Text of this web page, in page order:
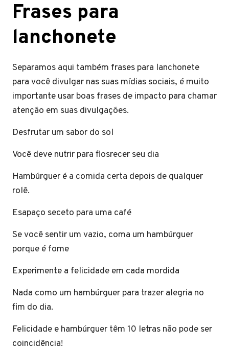
Frases para
lanchonete
Separamos aqui também frases para lanchonete
para você divulgar nas suas mídias sociais, é muito
importante usar boas frases de impacto para chamar
atenção em suas divulgações.
Desfrutar um sabor do sol
Você deve nutrir para flosrecer seu dia
Hambúrguer é a comida certa depois de qualquer
rolê.
Esapaço seceto para uma café
Se você sentir um vazio, coma um hambúrguer
porque é fome
Experimente a felicidade em cada mordida
Nada como um hambúrguer para trazer alegria no
fim do dia.
Felicidade e hambúrguer têm 10 letras não pode ser
coincidência!